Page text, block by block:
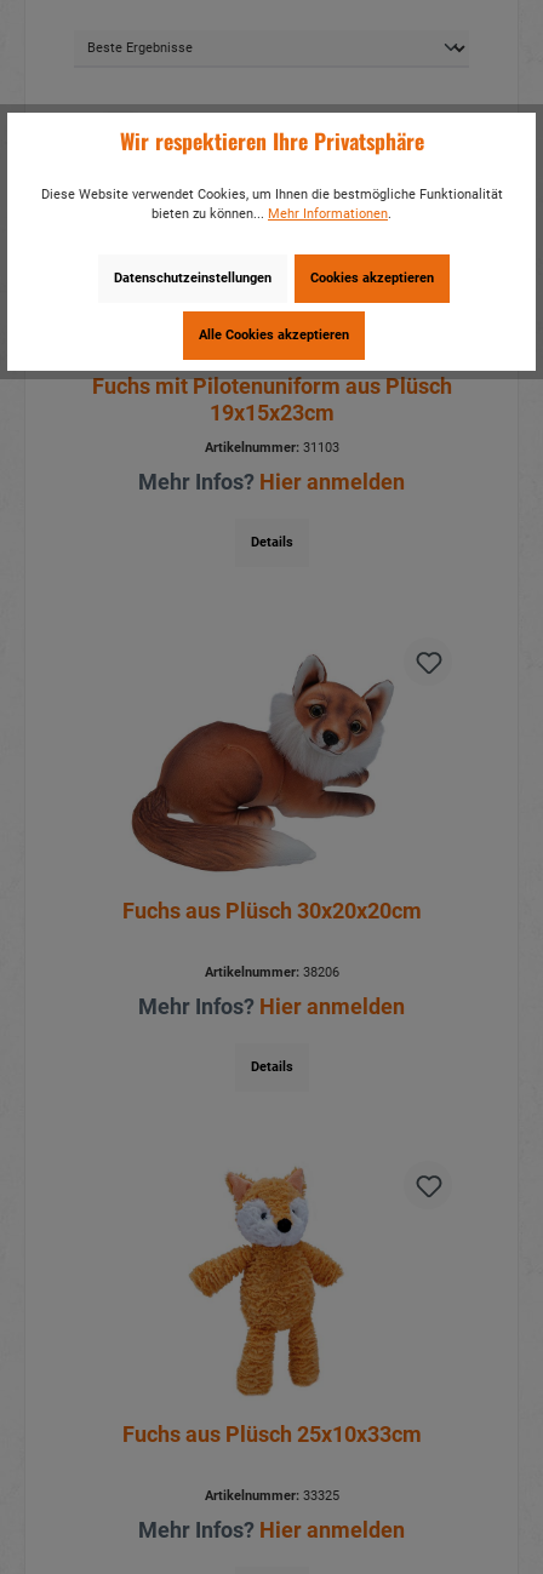
Neu
Fuchs mit Pilotenuniform aus Plüsch
19x15x23cm
Artikelnummer:31103
Mehr Infos? Hier anmelden
Details
Fuchs aus Plüsch 30x20x20cm
Artikelnummer:38206
Mehr Infos? Hier anmelden
Details
Fuchs aus Plüsch 25x10x33cm
Artikelnummer:33325
Mehr Infos? Hier anmelden
Wir respektieren Ihre Privatsphäre
Diese Website verwendet Cookies, um Ihnen die bestmögliche Funktionalität
bieten zu können... Mehr Informationen.
Datenschutzeinstellungen Cookies akzeptieren
Alle Cookies akzeptieren